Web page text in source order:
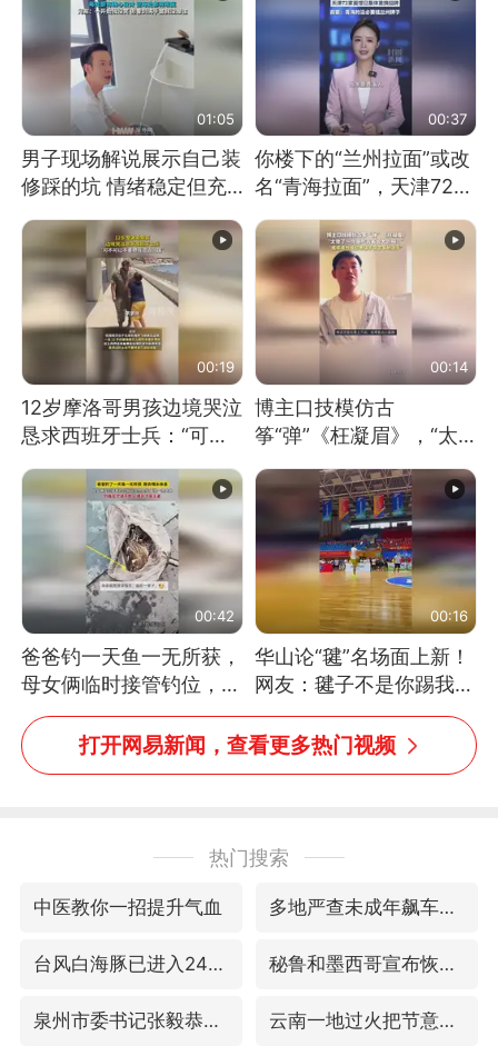
01:05
男子现场解说展示自己装
修踩的坑 情绪稳定但充
计 但每处都有瑕疵 网
友：一开始我没笑 但看
到洗手盆我没绷住
00:37
你楼下的“兰州拉面”或改
名“青海拉面”，天津72家
00:19
12岁摩洛哥男孩边境哭泣
恳求西班牙士兵：“可不
00:14
博主口技模仿古
筝“弹”《枉凝眉》，“太
吗？”“或将成为首位考级
不带古筝的选手。”（来
源：新华每日电讯）
00:42
爸爸钓一天鱼一无所获，
母女俩临时接管钓位，用
玩具鱼竿钓上大鱼
00:16
华山论“毽”名场面上新！
网友：毽子不是你踢我
捡，我踢你捡吗
打开网易新闻，查看更多热门视频
热门搜索
中医教你一招提升气血 多地严查未成年飙车炸街
台风白海豚已进入24小时警戒线 秘鲁和墨西哥宣布恢复外交关系
泉州市委书记张毅恭被查 云南一地过火把节意外灼伤16人